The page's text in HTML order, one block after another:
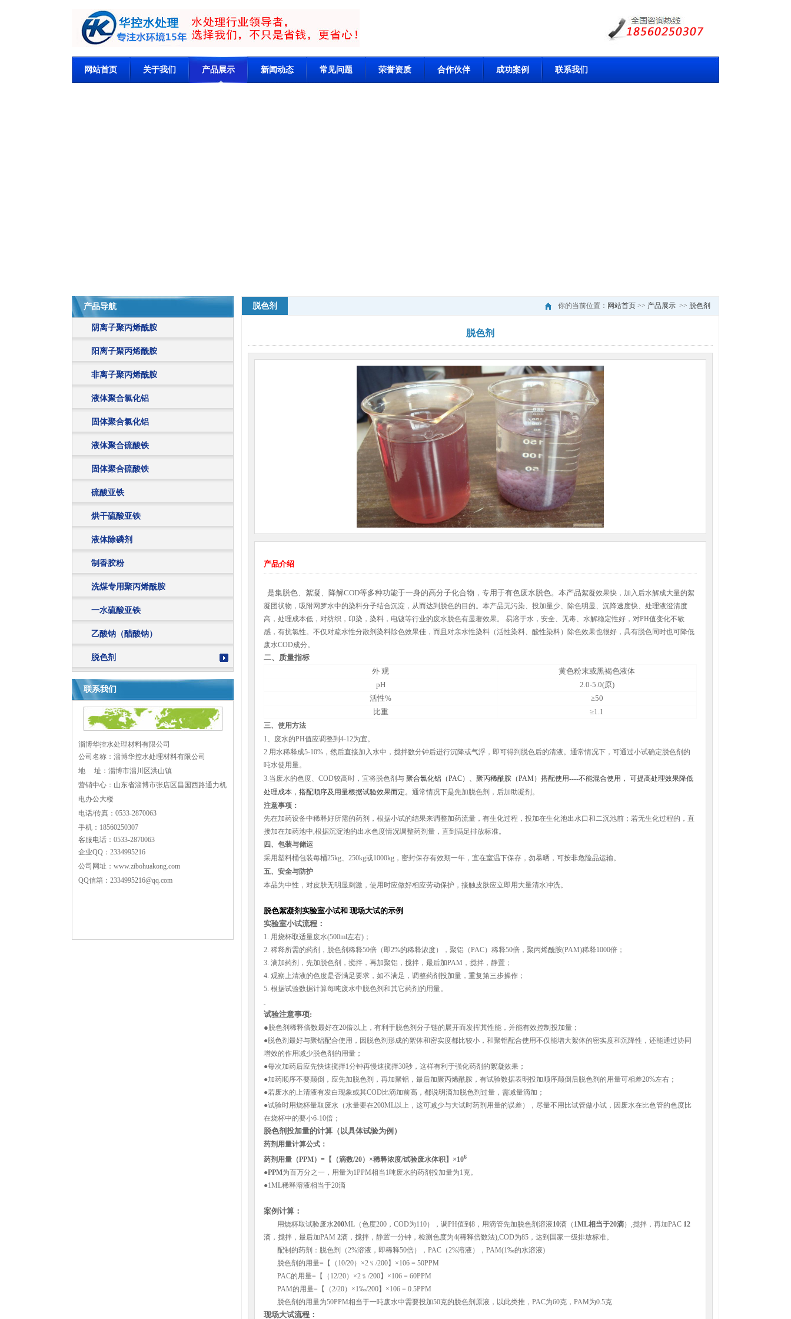
网站首页 关于我们 产品展示 新闻动态 常见问题 荣誉资质 合作伙伴 成功案例 联系我们
产品导航
阴离子聚丙烯酰胺
阳离子聚丙烯酰胺
非离子聚丙烯酰胺
液体聚合氯化铝
固体聚合氯化铝
液体聚合硫酸铁
固体聚合硫酸铁
硫酸亚铁
烘干硫酸亚铁
液体除磷剂
制香胶粉
洗煤专用聚丙烯酰胺
一水硫酸亚铁
乙酸钠（醋酸钠）
脱色剂
联系我们
淄博华控水处理材料有限公司
公司名称：淄博华控水处理材料有限公司
地 址： 淄博市淄川区洪山镇
营销中心：山东省淄博市张店区昌国西路通力机
电办公大楼
电话/传真：0533-2870063
手机：18560250307
客服电话：0533-2870063
企业QQ：2334995216
公司网址：www.zibohuakong.com
QQ信箱：2334995216@qq.com
脱色剂 你的当前位置： 网站首页 >> 产品展示 >> 脱色剂
脱色剂
产品介绍
是集脱色、絮凝、降解COD等多种功能于一身的高分子化合物，专用于有色废水脱色。本产品絮凝效果快，加入后水解成大量的絮
凝团状物，吸附网罗水中的染料分子结合沉淀，从而达到脱色的目的。本产品无污染、投加量少、除色明显、沉降速度快、处理液澄清度
高，处理成本低，对纺织，印染，染料，电镀等行业的废水脱色有显著效果。
易溶于水，安全、无毒、水解稳定性好，对PH值变化不敏
感，有抗氯性。不仅对疏水性分散剂染料除色效果佳，而且对亲水性染料（活性染料、酸性染料）除色效果也很好，具有脱色同时也可降低
废水COD成分。
二、质量指标
外 观
黄色粉末或黑褐色液体
pH
2.0-5.0(原)
活性%
≥50
比重
≥1.1
三、使用方法
1
、废水的PH值应调整到4-12为宜。
2. 用水稀释成5-10% ，然后直接加入水中，搅拌数分钟后进行沉降或气浮，即可得到脱色后的清液。通常情况下，可通过小试确定脱色剂的
吨水使用量。
3. 当废水的色度、 COD较高时，宜将脱色剂与 聚合氯化铝 （PAC） 、聚丙稀酰胺（PAM ）搭配使用----不能混合使用， 可提高处理效果降低
处理成本，搭配顺序及用量根据试验效果而定。 通常情况下是先加脱色剂，后加助凝剂。
注意事项：
先在加药设备中稀释好所需的药剂，根据小试的结果来调整加药流量，有生化过程，投加在生化池出水口和二沉池前；若无生化过程的，直
接加在加药池中 根据沉淀池的出水色度情况调整药剂量，直到满足排放标准。
四、包装与储运
采用塑料桶包装每桶25kg 250kg或1000kg ，密封保存有效期一年，宜在室温下保存，勿暴晒，可按非危险品运输。
五、安全与防护
本品为中性，对皮肤无明显刺激， 使用时应做好相应劳动保护，接触皮肤应立即用大量清水冲洗。
脱色絮凝剂实验室小试和 现场大试的示例
实验室小试流程：
1. 用烧杯取适量废水(500ml左右) ；
2. 稀释所需的药剂，脱色剂稀释50倍（即2%的稀释浓度），聚铝（PAC）稀释50倍，聚丙烯酰胺(PAM)稀释1000倍；
3. 滴加药剂，先加脱色剂，搅拌，再加聚铝，搅拌，最后加PAM ，搅拌，静置；
4. 观察上清液的色度是否满足要求，如不满足，调整药剂投加量，重复第三步操作；
5. 根据试验数据计算每吨废水中脱色剂和其它药剂的用量。
试验注意事项:
●脱色剂稀释倍数最好在20倍以上，有利于脱色剂分子链的展开而发挥其性能，并能有效控制投加量；
●脱色剂最好与聚铝配合使用，因脱色剂形成的絮体和密实度都比较小，和聚铝配合使用不仅能增大絮体的密实度和沉降性，还能通过协同
增效的作用减少脱色剂的用量；
●每次加药后应先快速搅拌1分钟再慢速搅拌30秒，这样有利于强化药剂的絮凝效果；
●加药顺序不要颠倒，应先加脱色剂，再加聚铝，最后加聚丙烯酰胺，有试验数据表明投加顺序颠倒后脱色剂的用量可相差20%左右；
●若废水的上清液有发白现象或其COD比滴加前高，都说明滴加脱色剂过量，需减量滴加；
●试验时用烧杯量取废水（水量要在200ML以上，这可减少与大试时药剂用量的误差），尽量不用比试管做小试，因废水在比色管的色度比
在烧杯中的要小6-10倍；
脱色剂投加量的计算（以具体试验为例）
药剂用量计算公式：
药剂用量（PPM） = 【（滴数/20）×稀释浓度/试验废水体积】×106
●PPM为百万分之一，用量为1PPM相当1吨废水的药剂投加量为1 克。
●1ML稀释溶液相当于20滴
案例计算：
用烧杯取试验废水200ML （色度200 ，COD为110），调PH值到8 ，用滴管先加脱色剂溶液10滴（ 1ML相当于20滴） ,搅拌，再加PAC 12
滴，搅拌，最后加PAM 2滴，搅拌，静置一分钟，检测色度为4(稀释倍数法),COD为85 ，达到国家一级排放标准。
配制的药剂：脱色剂（2%溶液，即稀释50倍），PAC （2%溶液），PAM(1‰的水溶液)
脱色剂的用量= 【（ 10/20）×2 ﹪/200】×106 = 50PPM
PAC的用量= 【（ 12/20）×2 ﹪/200】×106 = 60PPM
PAM的用量= 【（2/20）×1‰/200】×106 = 0.5PPM
脱色剂的用量为50PPM相当于一吨废水中需要投加50克的脱色剂原液，以此类推，PAC为60克，PAM为0.5克
现场大试流程：